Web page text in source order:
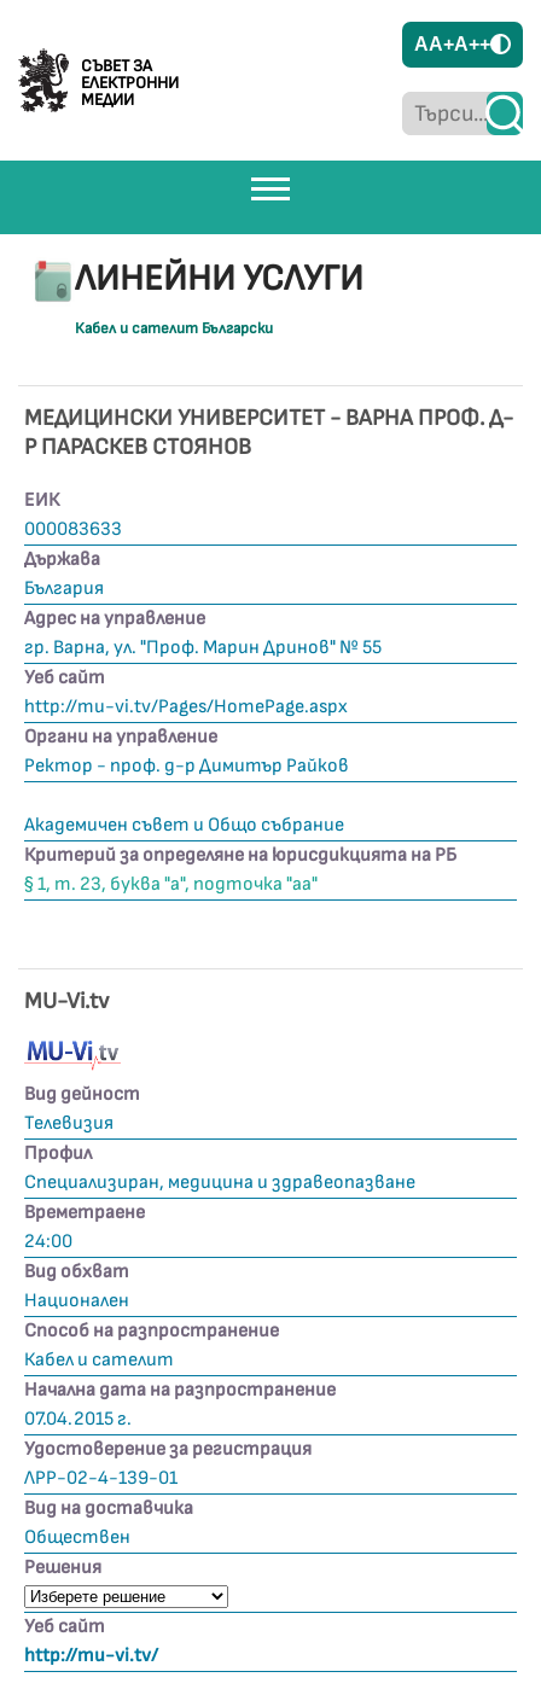
СЪВЕТ ЗА
ЕЛЕКТРОННИ
МЕДИИ
AA+A++
ЛИНЕЙНИ УСЛУГИ
Кабел и сателит Български
МЕДИЦИНСКИ УНИВЕРСИТЕТ - ВАРНА ПРОФ. Д-
Р ПАРАСКЕВ СТОЯНОВ
ЕИК
000083633
Държава
България
Адрес на управление
гр. Варна, ул. "Проф. Марин Дринов" № 55
Уеб сайт
http://mu-vi.tv/Pages/HomePage.aspx
Органи на управление
Ректор - проф. д-р Димитър Райков​
Академичен съвет и Общо събрание
Критерий за определяне на юрисдикцията на РБ
§ 1, т. 23, буква "а", подточка "аа"
MU-Vi.tv
Вид дейност
Телевизия
Профил
Специализиран, медицина и здравеопазване
Времетраене
24:00
Вид обхват
Национален
Способ на разпространение
Кабел и сателит
Начална дата на разпространение
07.04.2015 г.
Удостоверение за регистрация
ЛРР-02-4-139-01
Вид на доставчика
Обществен
Решения
Уеб сайт
http://mu-vi.tv/